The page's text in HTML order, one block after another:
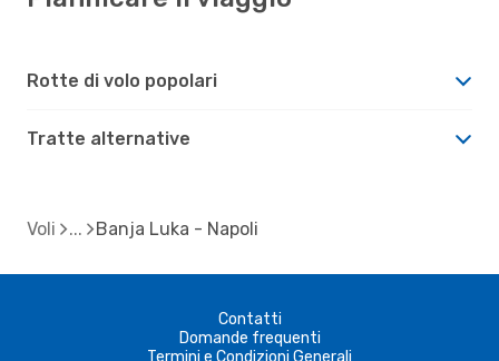
Rotte di volo popolari
Tratte alternative
Voli Banja Luka - Napoli
Contatti
Domande frequenti
Termini e Condizioni Generali